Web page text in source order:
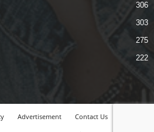
306
303
275
222
Advertisement
Contact Us